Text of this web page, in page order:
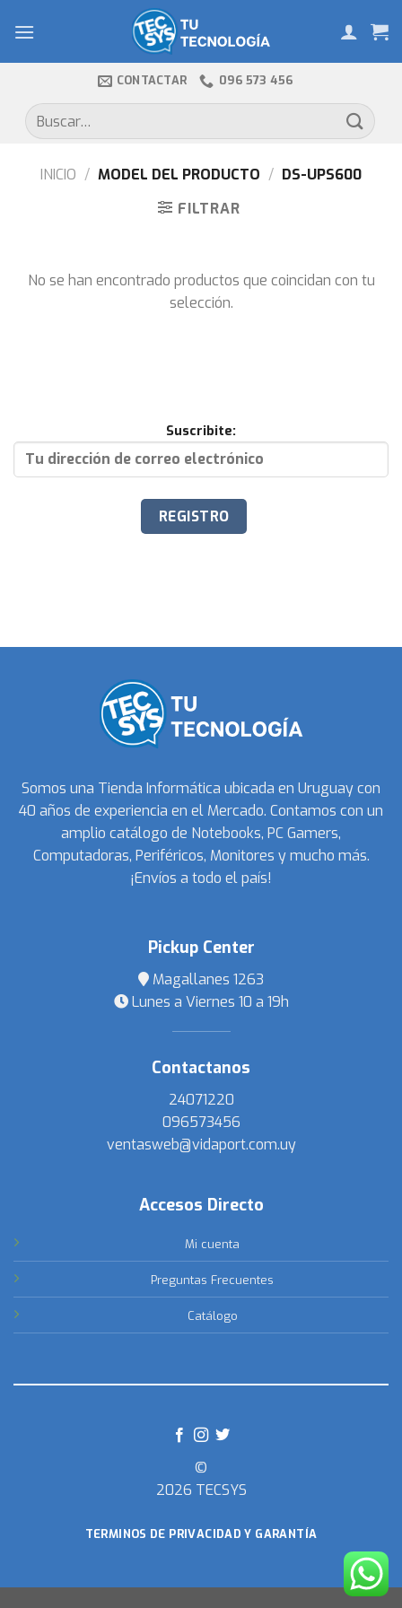
CONTACTAR 096 573 456
Buscar
por:
INICIO / MODEL DEL PRODUCTO / DS-UPS600
FILTRAR
No se han encontrado productos que coincidan con tu
selección.
Suscribite:
Somos una Tienda Informática ubicada en Uruguay con
40 años de experiencia en el Mercado. Contamos con un
amplio catálogo de Notebooks, PC Gamers,
Computadoras, Periféricos, Monitores y mucho más.
¡Envíos a todo el país!
Pickup Center
Magallanes 1263
Lunes a Viernes 10 a 19h
Contactanos
24071220
096573456
ventasweb@vidaport.com.uy
Accesos Directo
Mi cuenta
Preguntas Frecuentes
Catálogo
©
2026 TECSYS
TERMINOS DE PRIVACIDAD Y GARANTÍA